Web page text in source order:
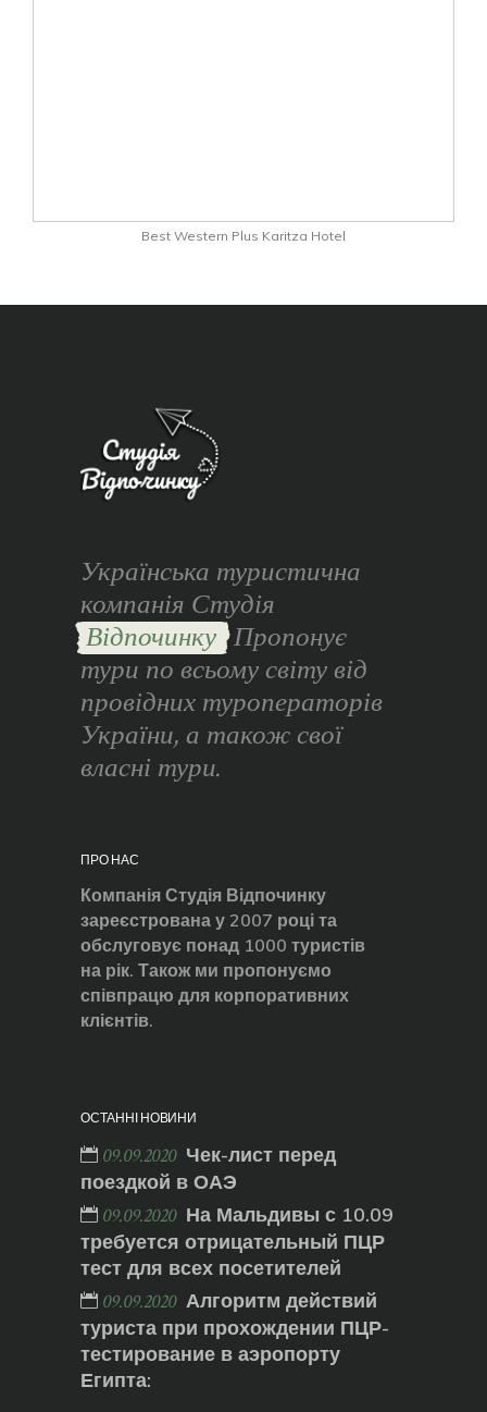
Best Western Plus Karitza Hotel
Українська туристична
компанія Студія
Відпочинку Пропонує
тури по всьому світу від
провідних туроператорів
України, а також свої
власні тури.
ПРО НАС
Компанія Студія Відпочинку
зареєстрована у 2007 році та
обслуговує понад 1000 туристів
на рік. Також ми пропонуємо
співпрацю для корпоративних
клієнтів.
ОСТАННІ НОВИНИ
09.09.2020 Чек-лист перед
поездкой в ОАЭ
09.09.2020 На Мальдивы с 10.09
требуется отрицательный ПЦР
тест для всех посетителей
09.09.2020 Алгоритм действий
туриста при прохождении ПЦР-
тестирование в аэропорту
Египта: